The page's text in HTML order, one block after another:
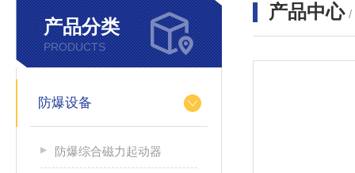
产品分类
PRODUCTS
防爆设备
防爆综合磁力起动器
产品中心 /